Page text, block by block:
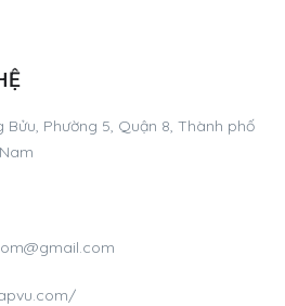
Bửu, Phường 5, Quận 8, Thành phố